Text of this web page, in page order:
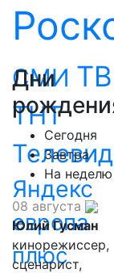
СМИ ТВ
ТНТ
Яндекс
европа
плюс
Дни
Сегодня
Завтра
На неделю
08 августа
Юлий Гусман
кинорежиссер,
сценарист,